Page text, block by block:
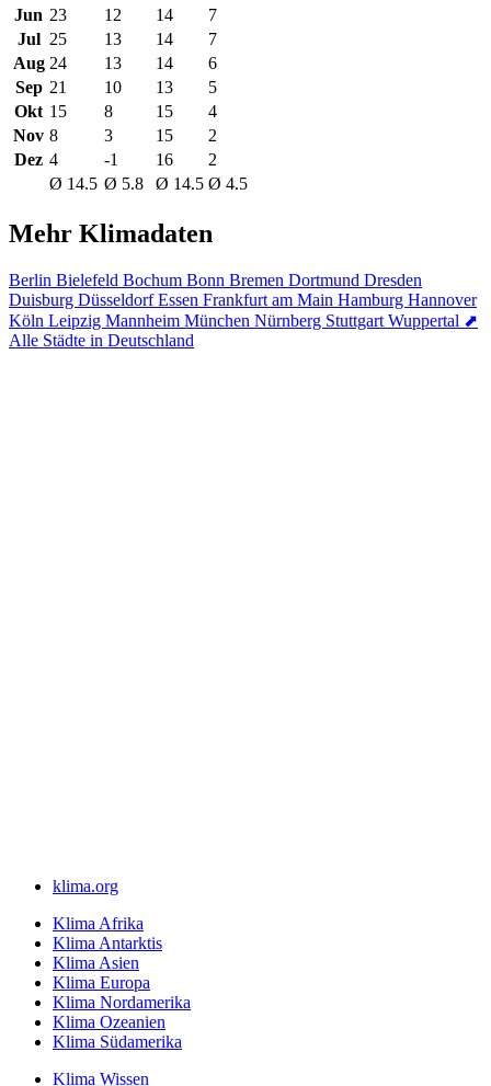
Jun 23 12 14
7
Jul 25 13 14
7
Aug 24 13 14
6
Sep 21 10 13
5
Okt 15 8 15
4
Nov 8 3 15
2
Dez 4 -1 16
2
Ø 14.5 Ø 5.8 Ø 14.5 Ø 4.5
Mehr Klimadaten
Berlin Bielefeld Bochum Bonn Bremen Dortmund Dresden
Duisburg DüsseldorfEssen Frankfurt am Main Hamburg Hannover
Köln Leipzig Mannheim München Nürnberg Stuttgart Wuppertal ⬈
Alle Städte in Deutschland
klima.org
Klima Afrika
Klima Antarktis
Klima Asien
Klima Europa
Klima Nordamerika
Klima Ozeanien
Klima Südamerika
Klima Wissen